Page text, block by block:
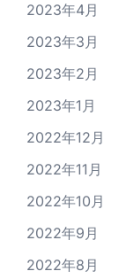
2023年4月
2023年3月
2023年2月
2023年1月
2022年12月
2022年11月
2022年10月
2022年9月
2022年8月